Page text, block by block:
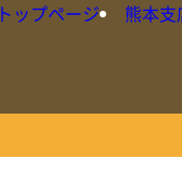
トップページ 熊本支